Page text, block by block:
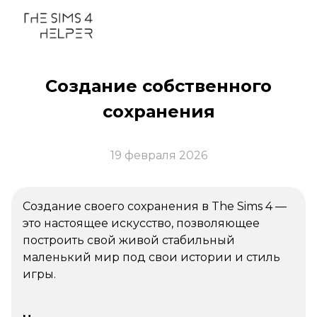
Создание собственного
сохранения
19 февраля 2026
Создание своего сохранения в The Sims 4 —
это настоящее искусство, позволяющее
построить свой живой стабильный
маленький мир под свои истории и стиль
игры.